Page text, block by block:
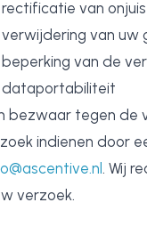
van
van uw
van de
dataportabiliteit
bezwaar tegen de
indienen door
. Wij
verzoek.